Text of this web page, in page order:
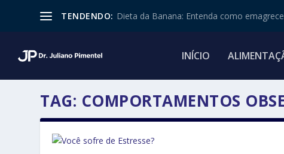
TENDENDO: Dieta da Banana: Entenda como
INÍCIO
TAG: COMPORTAMENTOS